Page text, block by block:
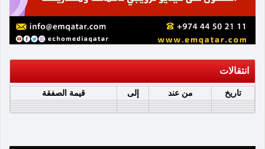
انتقالات
تاريخ من عند إلى قيمة الصفقة